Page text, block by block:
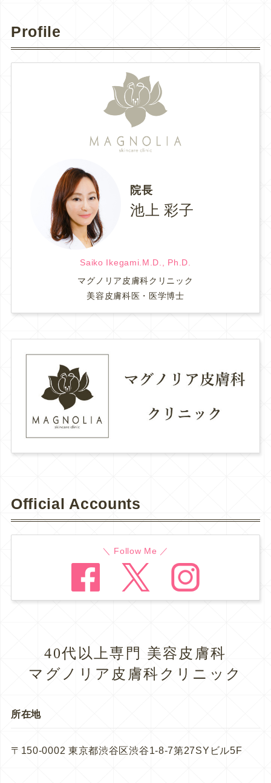
Profile
院長
池上 彩子
Saiko Ikegami.M.D., Ph.D.
マグノリア皮膚科クリニック
美容皮膚科医・医学博士
Official Accounts
＼ Follow Me ／
40代以上専門 美容皮膚科
マグノリア皮膚科クリニック
所在地
〒150-0002 東京都渋谷区渋谷1-8-7第27SYビル5F